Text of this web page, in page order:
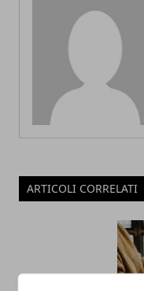
ARTICOLI CORRELATI